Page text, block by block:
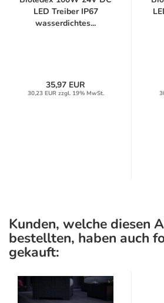
LED Treiber IP67
wasserdichtes...
35,97 EUR
30,23 EUR zzgl. 19% MwSt.
Kunden, welche diesen
bestellten, haben auch
gekauft: